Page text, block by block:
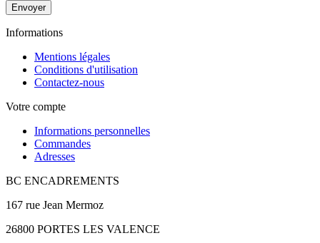
Envoyer
Informations
Mentions légales
Conditions d'utilisation
Contactez-nous
Votre compte
Informations personnelles
Commandes
Adresses
BC ENCADREMENTS
167 rue Jean Mermoz
26800 PORTES LES VALENCE